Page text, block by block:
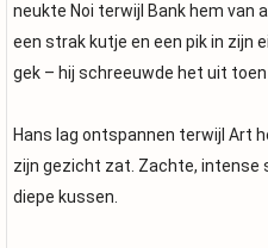
neukte Noi terwijl Bank hem van
een strak kutje en een pik in zijn
gek – hij schreeuwde het uit toen
Hans lag ontspannen terwijl Art
zijn gezicht zat. Zachte, intense
diepe kussen.